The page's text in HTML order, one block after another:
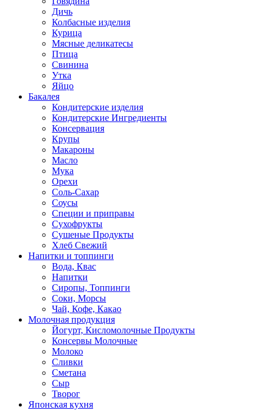
Дичь
Колбасные изделия
Курица
Мясные деликатесы
Птица
Свинина
Утка
Яйцо
Бакалея
Кондитерские изделия
Кондитерские Ингредиенты
Консервация
Крупы
Макароны
Масло
Мука
Орехи
Соль-Сахар
Соусы
Специи и приправы
Сухофрукты
Сушеные Продукты
Хлеб Свежий
Напитки и топпинги
Вода, Квас
Напитки
Сиропы, Топпинги
Соки, Морсы
Чай, Кофе, Какао
Молочная продукция
Йогурт, Кисломолочные Продукты
Консервы Молочные
Молоко
Сливки
Сметана
Сыр
Творог
Японская кухня